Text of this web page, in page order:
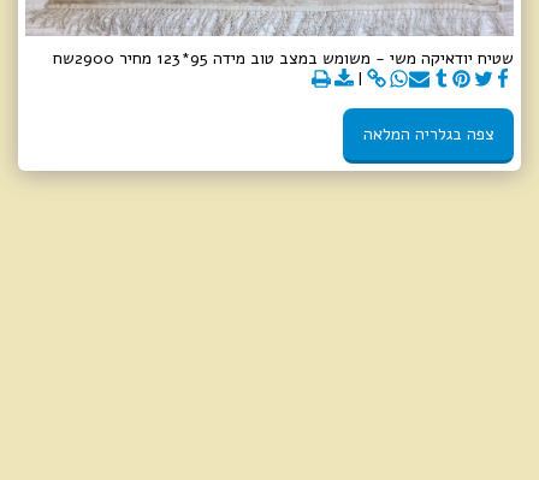
שטיח יודאיקה משי - משומש במצב טוב מידה 95*123 מחיר 2900שח
צפה בגלריה המלאה